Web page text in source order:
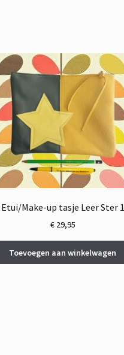
Etui/Make-up tasje Leer Ster 1
€29,95
Toevoegen aan winkelwagen